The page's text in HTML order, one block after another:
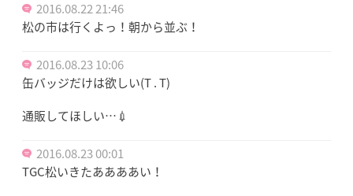
2016.08.22 21:46
松の市は行くよっ！朝から並ぶ！
2016.08.23 10:06
缶バッジだけは欲しい(T . T)
通販してほしい…💉
2016.08.23 00:01
TGC松いきたああああい！